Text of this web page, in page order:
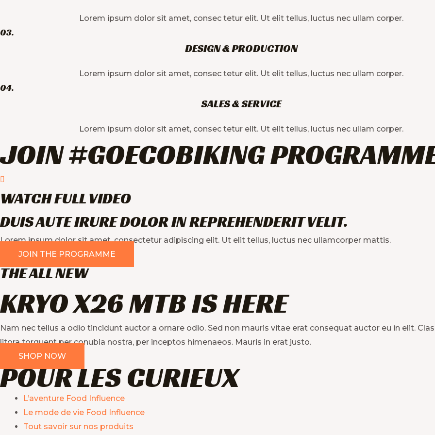
Lorem ipsum dolor sit amet, consec tetur elit. Ut elit tellus, luctus nec ullam corper.
03.
DESIGN & PRODUCTION​
Lorem ipsum dolor sit amet, consec tetur elit. Ut elit tellus, luctus nec ullam corper.
04.
SALES & SERVICE​
Lorem ipsum dolor sit amet, consec tetur elit. Ut elit tellus, luctus nec ullam corper.
JOIN #GOECOBIKING
WATCH FULL VIDEO
DUIS AUTE IRURE DOLOR IN REPREHENDERIT VELIT.
Lorem ipsum dolor sit amet, consectetur adipiscing elit. Ut elit tellus, luctus nec ullamcorper mattis.
JOIN THE PROGRAMME
THE ALL NEW
KRYO X26 MTB IS HERE
Nam nec tellus a odio tincidunt auctor a ornare odio. Sed non mauris vitae erat consequat auctor eu in elit.
litora torquent per conubia nostra, per inceptos himenaeos. Mauris in erat justo.
SHOP NOW
POUR LES CURIEUX
L’aventure Food Influence
Le mode de vie Food Influence
Tout savoir sur nos produits